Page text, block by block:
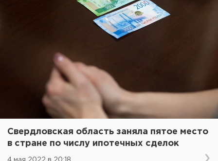
Свердловская область заняла пятое место
в стране по числу ипотечных сделок